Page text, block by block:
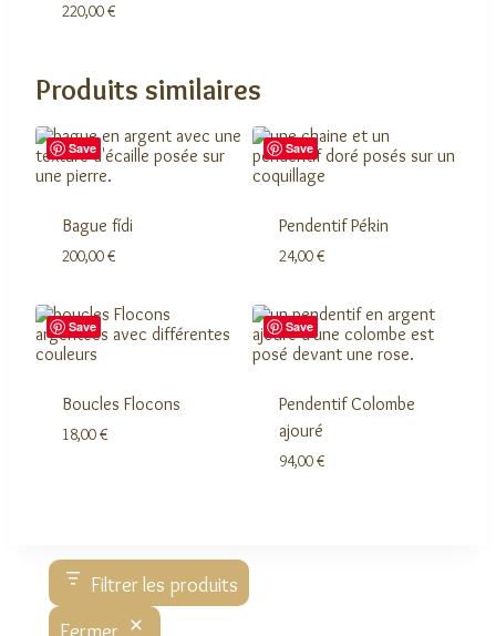
220,00€
Produits similaires
Save
Bague fídi
200,00€
Save
Pendentif Pékin
24,00€
Save
Boucles Flocons
18,00€
Save
Pendentif Colombe
ajouré
94,00€
Filtrer les produits